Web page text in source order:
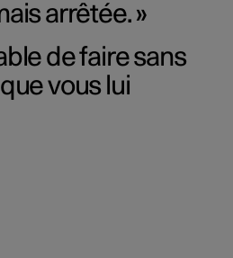
arrêtée. »
de faire sans
vous lui